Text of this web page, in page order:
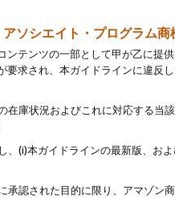
アソシエイト・プログラム
ンテンツの一部として甲が乙に提
要求され、本ガイドラインに違反
在庫状況およびこれに対応する
、(i)本ガイドラインの最新版、お
承認された目的に限り、アマゾン